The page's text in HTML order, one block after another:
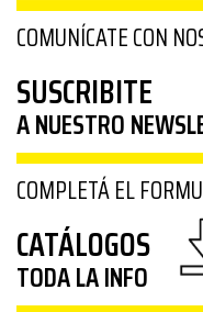
COMUNÍCATE CON
SUSCRIBITE
A NUESTRO
COMPLETÁ EL
CATÁLOGOS
TODA LA INFO